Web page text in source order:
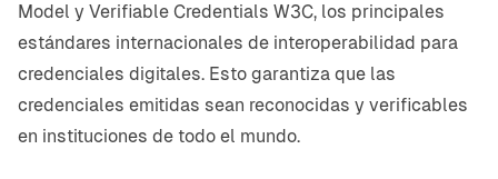
Model y Verifiable Credentials W3C, los principales
estándares internacionales de interoperabilidad para
credenciales digitales. Esto garantiza que las
credenciales emitidas sean reconocidas y verificables
en instituciones de todo el mundo.